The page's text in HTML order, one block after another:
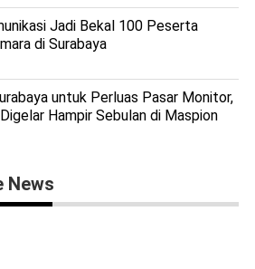
Jadi Bekal 100 Peserta
di Surabaya
untuk Perluas Pasar Monitor,
Hampir Sebulan di Maspion
News